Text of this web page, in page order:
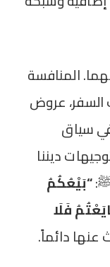
المنافسة
عروض
في سياق
ديننا
ﷺ:“بَيْعُكُمُ
فَلَا
عنها دائماً.